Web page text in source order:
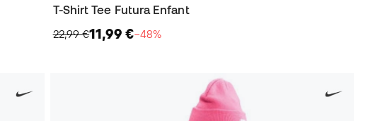
T-Shirt Tee Futura Enfant
22,99 €11,99 €−48%